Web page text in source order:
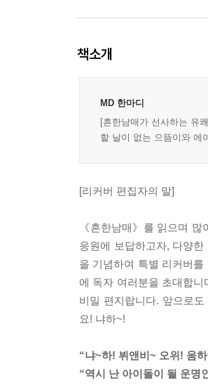
책소개
MD 한마디
[흔한남매가 선사하는 유
할 날이 없는 으뜸이와 에
[리커버 편집자의 말]
《흔한남매》를 읽으며
응원에 보답하고자, 다양
을 기념하여 특별 리커버
에 독자 여러분을 초대합
비밀 편지랍니다. 앞으로
요! 냐하~!
“냐~하! 뷔앤비~ 오위! 움
“역시 난 아이돌이 될 운명